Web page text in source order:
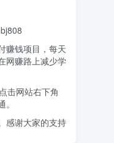
赚钱项目，每天
网赚路上减少学
击网站右下角
感谢大家的支持